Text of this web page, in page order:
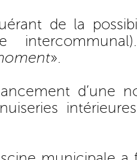
de la
».
d’une